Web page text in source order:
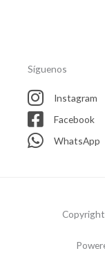
Síguenos
Instagram
Facebook
WhatsApp